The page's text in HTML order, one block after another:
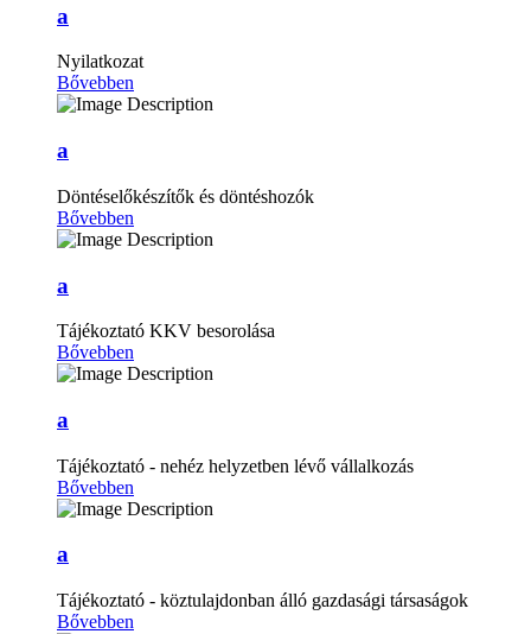
a
Nyilatkozat
Bővebben
a
Döntéselőkészítők és döntéshozók
Bővebben
a
Tájékoztató KKV besorolása
Bővebben
a
Tájékoztató - nehéz helyzetben lévő vállalkozás
Bővebben
a
Tájékoztató - köztulajdonban álló gazdasági társaságok
Bővebben